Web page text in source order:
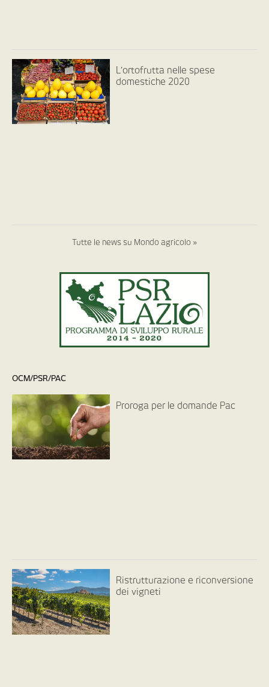
L’ortofrutta nelle spese
domestiche 2020
Tutte le news su Mondo agricolo »
OCM/PSR/PAC
Proroga per le domande Pac
Ristrutturazione e riconversione
dei vigneti